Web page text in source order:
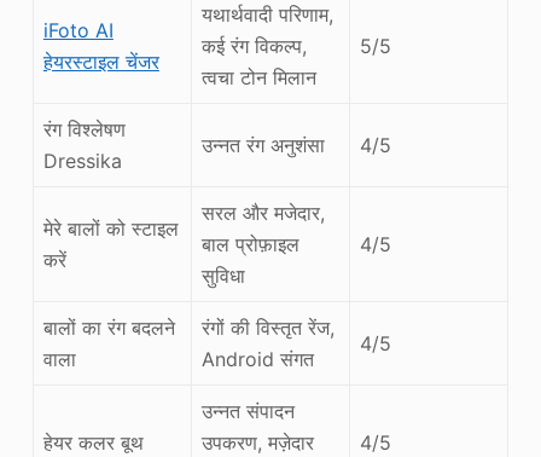
iFoto AI
हेयरस्टाइल चेंजर
यथार्थवादी परिणाम,
कई रंग विकल्प,
त्वचा टोन मिलान
5/5
रंग विश्लेषण
Dressika
उन्नत रंग अनुशंसा 4/5
मेरे बालों को स्टाइल
करें
सरल और मजेदार,
बाल प्रोफ़ाइल
सुविधा
4/5
बालों का रंग बदलने
वाला
रंगों की विस्तृत रेंज,
Android संगत
4/5
हेयर कलर बूथ
उन्नत संपादन
उपकरण, मज़ेदार
4/5